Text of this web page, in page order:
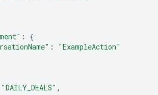
:
{
:
"ExampleAction"
"DAILY_DEALS" ,